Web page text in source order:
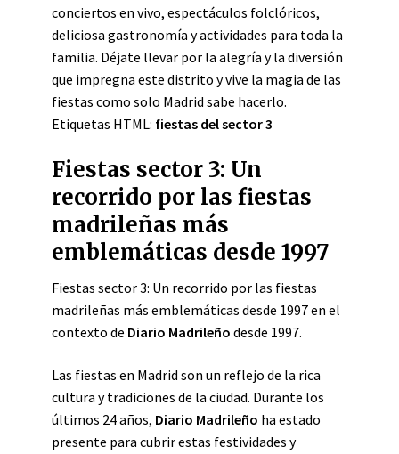
conciertos en vivo, espectáculos folclóricos,
deliciosa gastronomía y actividades para toda la
familia. Déjate llevar por la alegría y la diversión
que impregna este distrito y vive la magia de las
fiestas como solo Madrid sabe hacerlo.
Etiquetas HTML: fiestas del sector 3
Fiestas sector 3: Un
recorrido por las fiestas
madrileñas más
emblemáticas desde 1997
Fiestas sector 3: Un recorrido por las fiestas
madrileñas más emblemáticas desde 1997 en el
contexto de Diario Madrileño desde 1997.
Las fiestas en Madrid son un reflejo de la rica
cultura y tradiciones de la ciudad. Durante los
últimos 24 años, Diario Madrileño ha estado
presente para cubrir estas festividades y